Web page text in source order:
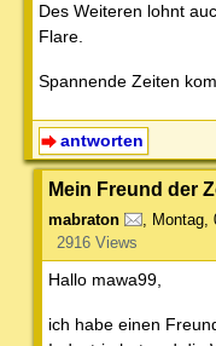
Des Weiteren lohnt
Flare.
Spannende Zeiten
antworten
Mein Freund der
mabraton , Montag,
2916 Views
Hallo mawa99,
ich habe einen